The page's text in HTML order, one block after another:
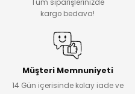
Urban Kız Çocuk Süveterli Tunik
Tüm siparişlerinizde
kargo bedava!
Müşteri Memnuniyeti
14 Gün içerisinde kolay iade ve